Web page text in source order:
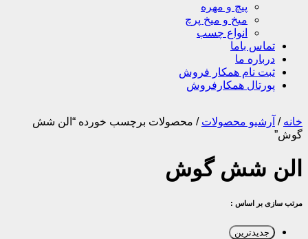
پیچ و مهره
میخ و میخ پرچ
انواع چسب
تماس باما
درباره ما
ثبت نام همکار فروش
پورتال همکارفروش
خانه / آرشیو محصولات / محصولات برچسب خورده “الن شش
گوش”
الن شش گوش
مرتب سازی بر اساس :
جدیدترین